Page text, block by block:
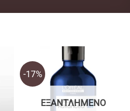
-17%
ΕΞΑΝΤΛΗΜΈΝΟ